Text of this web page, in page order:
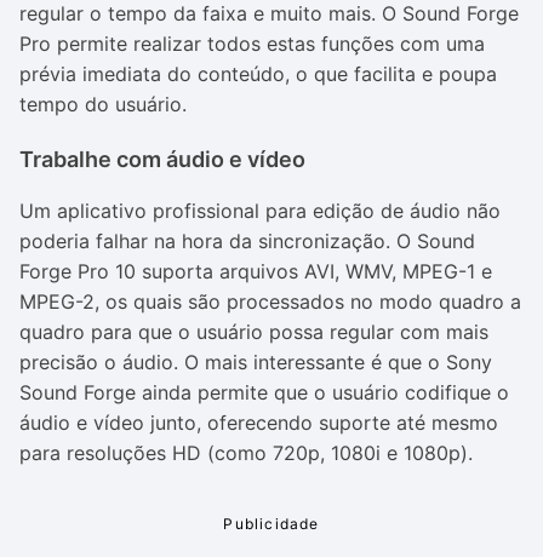
regular o tempo da faixa e muito mais. O Sound Forge
Pro permite realizar todos estas funções com uma
prévia imediata do conteúdo, o que facilita e poupa
tempo do usuário.
Trabalhe com áudio e vídeo
Um aplicativo profissional para edição de áudio não
poderia falhar na hora da sincronização. O Sound
Forge Pro 10 suporta arquivos AVI, WMV, MPEG-1 e
MPEG-2, os quais são processados no modo quadro a
quadro para que o usuário possa regular com mais
precisão o áudio. O mais interessante é que o Sony
Sound Forge ainda permite que o usuário codifique o
áudio e vídeo junto, oferecendo suporte até mesmo
para resoluções HD (como 720p, 1080i e 1080p).